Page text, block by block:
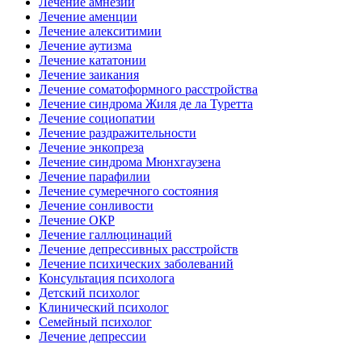
Лечение аменции
Лечение алекситимии
Лечение аутизма
Лечение кататонии
Лечение заикания
Лечение соматоформного расстройства
Лечение синдрома Жиля де ла Туретта
Лечение социопатии
Лечение раздражительности
Лечение энкопреза
Лечение синдрома Мюнхгаузена
Лечение парафилии
Лечение сумеречного состояния
Лечение сонливости
Лечение ОКР
Лечение галлюцинаций
Лечение депрессивных расстройств
Лечение психических заболеваний
Консультация психолога
Детский психолог
Клинический психолог
Семейный психолог
Лечение депрессии